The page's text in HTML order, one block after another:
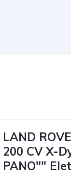
LAND
200 CV X-
PANO""